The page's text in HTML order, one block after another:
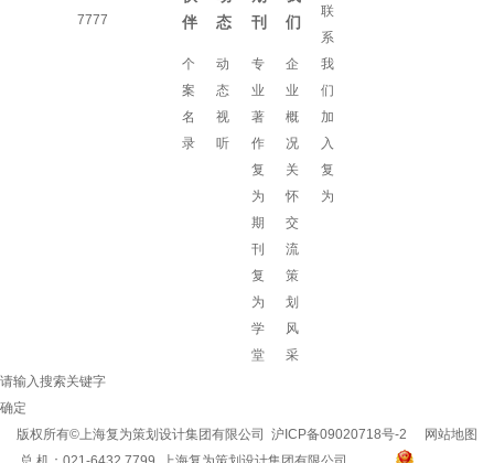
7777
伴
个
案
名
录
态
动
态
视
听
刊
专
业
著
作
复
为
期
刊
复
为
学
堂
们
企
业
概
况
关
怀
交
流
策
划
风
采
联
系
我
们
加
入
复
为
请输入搜索关键字
确定
网站地图
版权所有©上海复为策划设计集团有限公司 沪ICP备09020718号-2